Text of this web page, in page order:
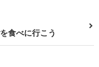
食べに行こう